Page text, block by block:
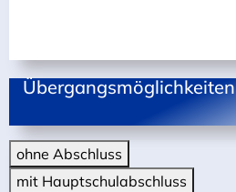
Übergangsmöglichkeiten
ohne Abschluss
mit Hauptschulabschluss